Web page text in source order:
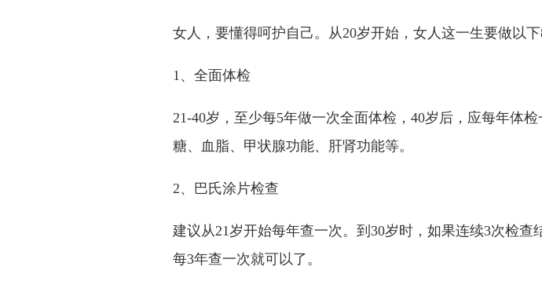
女人，要懂得呵护自己。从20岁开始，女人这一生要做以下
1、全面体检
21-40岁，至少每5年做一次全面体检，40岁后，应每年体
糖、血脂、甲状腺功能、肝肾功能等。
2、巴氏涂片检查
建议从21岁开始每年查一次。到30岁时，如果连续3次检查
每3年查一次就可以了。